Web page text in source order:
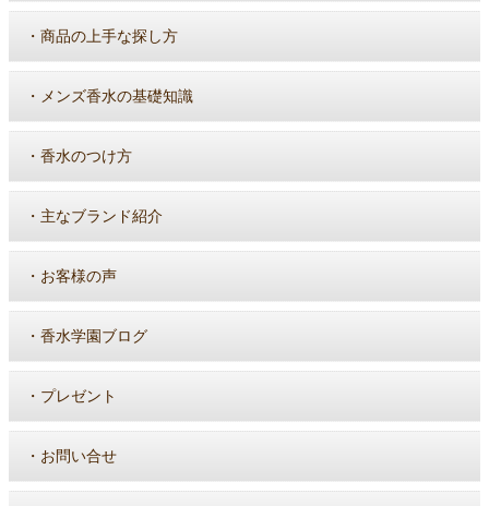
・ 商品の上手な探し方
・ メンズ香水の基礎知識
・ 香水のつけ方
・ 主なブランド紹介
・ お客様の声
・ 香水学園ブログ
・ プレゼント
・ お問い合せ